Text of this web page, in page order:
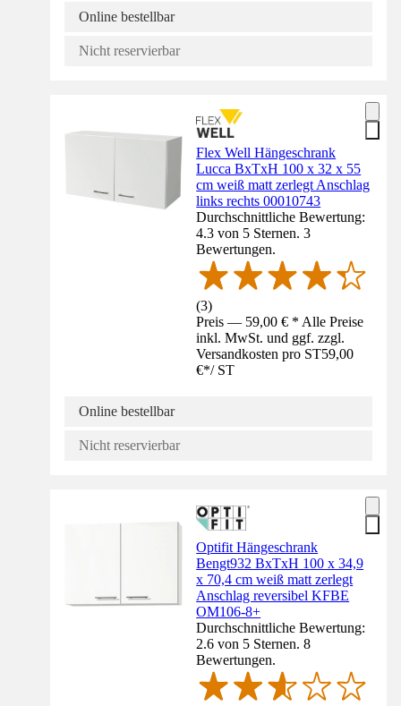
Online bestellbar
Nicht reservierbar
Flex Well Hängeschrank
Lucca BxTxH 100 x 32 x 55
cm weiß matt zerlegt Anschlag
links rechts 00010743
Durchschnittliche Bewertung:
4.3 von 5 Sternen. 3
Bewertungen.
(3)
Preis — 59,00 € * Alle Preise
inkl. MwSt. und ggf. zzgl.
Versandkosten pro ST59,00
€*/ ST
Online bestellbar
Nicht reservierbar
Optifit Hängeschrank
Bengt932 BxTxH 100 x 34,9
x 70,4 cm weiß matt zerlegt
Anschlag reversibel KFBE
OM106-8+
Durchschnittliche Bewertung:
2.6 von 5 Sternen. 8
Bewertungen.